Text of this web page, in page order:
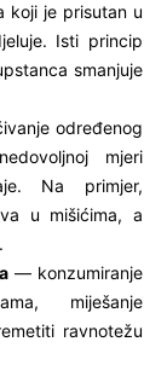
koji je prisutan u
Isti princip
smanjuje
određenog
mjeri
Na primjer,
u mišićima, a
— konzumiranje
miješanje
ravnotežu